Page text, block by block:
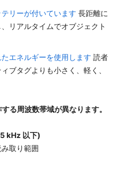
リーが付いています 長距離に
リアルタイムでオブジェクト
エネルギーを使用します 読者
ブタグよりも小さく、軽く、
る周波数帯域が異なります。
kHz 以下)
取り範囲